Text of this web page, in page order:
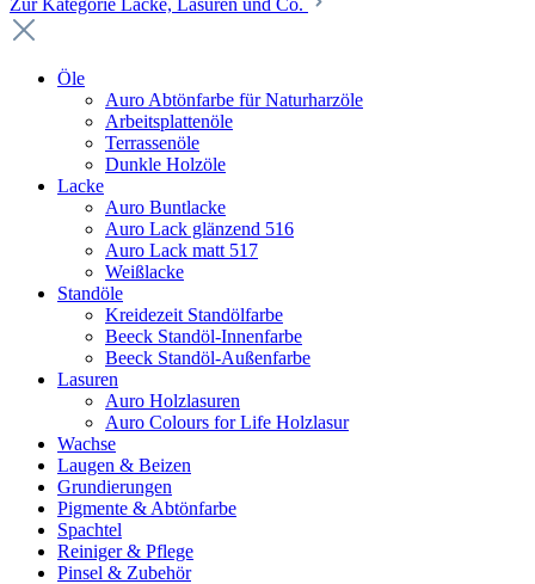
Zur Kategorie Lacke, Lasuren und Co.
Öle
Auro Abtönfarbe für Naturharzöle
Arbeitsplattenöle
Terrassenöle
Dunkle Holzöle
Lacke
Auro Buntlacke
Auro Lack glänzend 516
Auro Lack matt 517
Weißlacke
Standöle
Kreidezeit Standölfarbe
Beeck Standöl-Innenfarbe
Beeck Standöl-Außenfarbe
Lasuren
Auro Holzlasuren
Auro Colours for Life Holzlasur
Wachse
Laugen & Beizen
Grundierungen
Pigmente & Abtönfarbe
Spachtel
Reiniger & Pflege
Pinsel & Zubehör